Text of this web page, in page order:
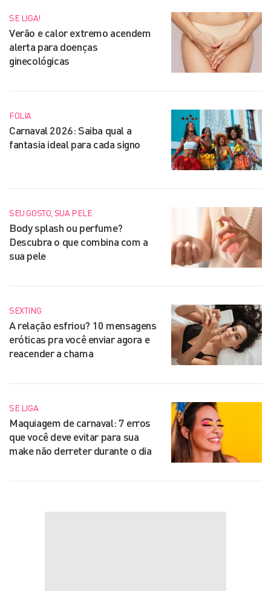
SE LIGA!
Verão e calor extremo acendem
alerta para doenças
ginecológicas
FOLIA
Carnaval 2026: Saiba qual a
fantasia ideal para cada signo
SEU GOSTO, SUA PELE
Body splash ou perfume?
Descubra o que combina com a
sua pele
SEXTING
A relação esfriou? 10 mensagens
eróticas pra você enviar agora e
reacender a chama
SE LIGA
Maquiagem de carnaval: 7 erros
que você deve evitar para sua
make não derreter durante o dia